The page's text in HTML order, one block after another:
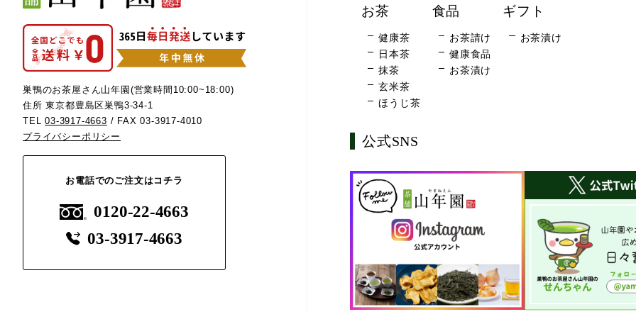
巣鴨のお茶屋さん山年園(営業時間10:00~18:00)
住所 東京都豊島区巣鴨3-34-1
TEL03-3917-4663 / FAX 03-3917-4010
プライバシーポリシー
お電話でのご注文はコチラ
0120-22-4663
03-3917-4663
お茶
健康茶
日本茶
抹茶
玄米茶
ほうじ茶
食品
お茶請け
健康食品
お茶漬け
ギフト
お茶漬け
公式SNS